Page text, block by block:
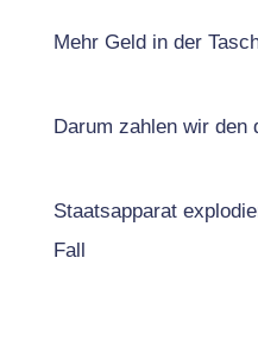
Mehr Geld in der
Darum zahlen wir den
Staatsapparat
Fall